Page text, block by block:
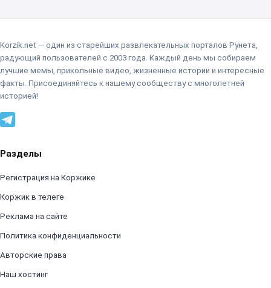
Korzik.net — один из старейших развлекательных порталов Рунета,
радующий пользователей с 2003 года. Каждый день мы собираем
лучшие мемы, прикольные видео, жизненные истории и интересные
факты. Присоединяйтесь к нашему сообществу с многолетней
историей!
Разделы
Регистрация на Коржике
Коржик в телеге
Реклама на сайте
Политика конфиденциальности
Авторские права
Наш хостинг